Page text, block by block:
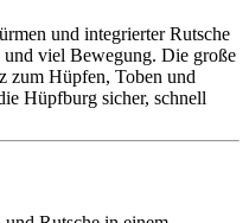
und integrierter Rutsche
und viel Bewegung. Die große
zum Hüpfen, Toben und
Hüpfburg sicher, schnell